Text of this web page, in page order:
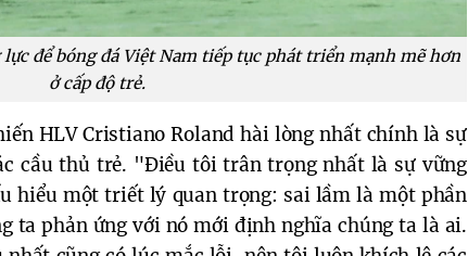
lực để bóng đá Việt Nam tiếp tục phát triển mạnh mẽ hơn
ở cấp độ trẻ.
HLV Cristiano Roland hài lòng nhất chính là sự
cầu thủ trẻ. "Điều tôi trân trọng nhất là sự vững
hiểu một triết lý quan trọng: sai lầm là một phần
ta phản ứng với nó mới định nghĩa chúng ta là ai.